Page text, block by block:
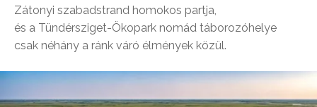
Zátonyi szabadstrand homokos partja,
és a Tündérsziget-Ökopark nomád táborozóhelye
csak néhány a ránk váró élmények közül.